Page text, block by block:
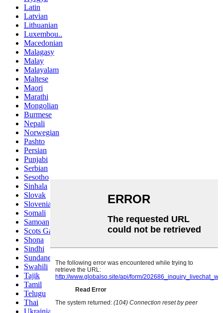
Latin
Latvian
Lithuanian
Luxembou..
Macedonian
Malagasy
Malay
Malayalam
Maltese
Maori
Marathi
Mongolian
Burmese
Nepali
Norwegian
Pashto
Persian
Punjabi
Serbian
Sesotho
Sinhala
Slovak
Slovenian
Somali
Samoan
Scots Gaelic
Shona
Sindhi
Sundanese
Swahili
Tajik
Tamil
Telugu
Thai
Ukrainian